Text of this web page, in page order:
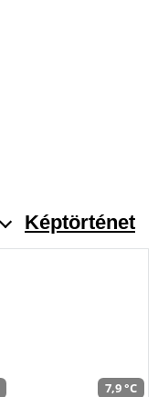
Képtörténet
7,9 °C